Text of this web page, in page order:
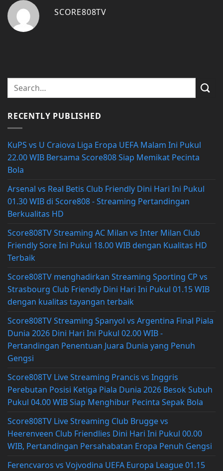
SCORE808TV
RECENTLY PUBLISHED
KuPS vs U Craiova Liga Eropa UEFA Malam Ini Pukul
22.00 WIB Bersama Score808 Siap Memikat Pecinta
Bola
Arsenal vs Real Betis Club Friendly Dini Hari Ini Pukul
01.30 WIB di Score808 - Streaming Pertandingan
Berkualitas HD
Score808TV Streaming AC Milan vs Inter Milan Club
Friendly Sore Ini Pukul 18.00 WIB dengan Kualitas HD
Terbaik
Score808TV menghadirkan Streaming Sporting CP vs
Strasbourg Club Friendly Dini Hari Ini Pukul 01.15 WIB
dengan kualitas tayangan terbaik
Score808TV Streaming Spanyol vs Argentina Final Piala
Dunia 2026 Dini Hari Ini Pukul 02.00 WIB -
Pertandingan Penentuan Juara Dunia yang Penuh
Gengsi
Score808TV Live Streaming Prancis vs Inggris
Perebutan Posisi Ketiga Piala Dunia 2026 Besok Subuh
Pukul 04.00 WIB Siap Menghibur Pecinta Sepak Bola
Score808TV Live Streaming Club Brugge vs
Heerenveen Club Friendlies Dini Hari Ini Pukul 00.00
WIB, Pertandingan Persahabatan Eropa Penuh Gengsi
Ferencvaros vs Vojvodina UEFA Europa League 01.15